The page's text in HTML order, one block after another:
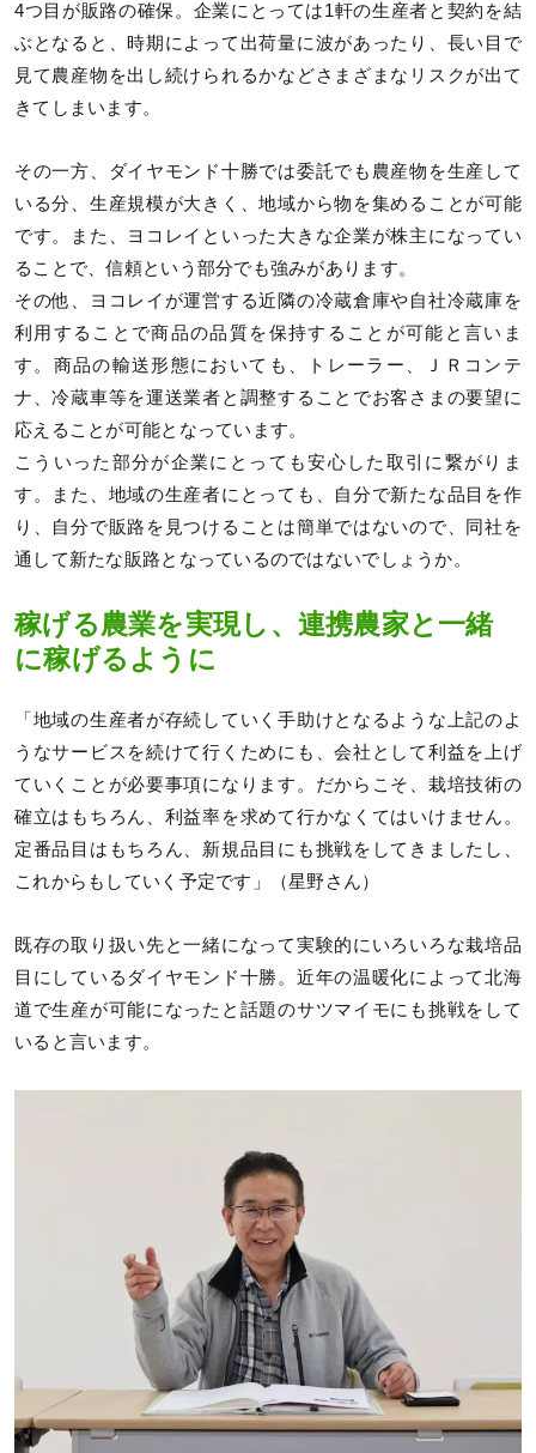
4つ目が販路の確保。企業にとっては1軒の生産者と契約を結
ぶとなると、時期によって出荷量に波があったり、長い目で
見て農産物を出し続けられるかなどさまざまなリスクが出て
きてしまいます。
その一方、ダイヤモンド十勝では委託でも農産物を生産して
いる分、生産規模が大きく、地域から物を集めることが可能
です。また、ヨコレイといった大きな企業が株主になってい
ることで、信頼という部分でも強みがあります。
その他、ヨコレイが運営する近隣の冷蔵倉庫や自社冷蔵庫を
利用することで商品の品質を保持することが可能と言いま
す。商品の輸送形態においても、トレーラー、ＪＲコンテ
ナ、冷蔵車等を運送業者と調整することでお客さまの要望に
応えることが可能となっています。
こういった部分が企業にとっても安心した取引に繋がりま
す。また、地域の生産者にとっても、自分で新たな品目を作
り、自分で販路を見つけることは簡単ではないので、同社を
通して新たな販路となっているのではないでしょうか。
稼げる農業を実現し、連携農家と一緒
に稼げるように
「地域の生産者が存続していく手助けとなるような上記のよ
うなサービスを続けて行くためにも、会社として利益を上げ
ていくことが必要事項になります。だからこそ、栽培技術の
確立はもちろん、利益率を求めて行かなくてはいけません。
定番品目はもちろん、新規品目にも挑戦をしてきましたし、
これからもしていく予定です」（星野さん）
既存の取り扱い先と一緒になって実験的にいろいろな栽培品
目にしているダイヤモンド十勝。近年の温暖化によって北海
道で生産が可能になったと話題のサツマイモにも挑戦をして
いると言います。